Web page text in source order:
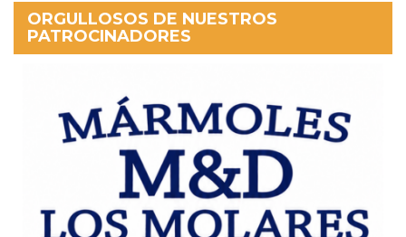
ORGULLOSOS DE NUESTROS
PATROCINADORES